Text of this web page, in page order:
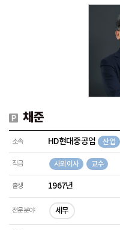
채준
소속 HD현대중공업 산업
직급 사외이사 교수
출생 1967년
전문분야 세무